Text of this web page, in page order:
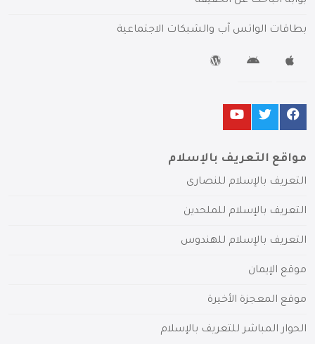
بطاقات الواتس آب والشبكات الاجتماعية
مواقع التعريف بالإسلام
التعريف بالإسلام للنصارى
التعريف بالإسلام للملحدين
التعريف بالإسلام للهندوس
موقع الإيمان
موقع المعجزة الأخيرة
الحوار المباشر للتعريف بالإسلام